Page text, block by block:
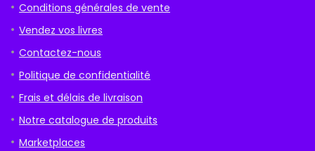
Conditions générales de vente
Vendez vos livres
Contactez-nous
Politique de confidentialité
Frais et délais de livraison
Notre catalogue de produits
Marketplaces